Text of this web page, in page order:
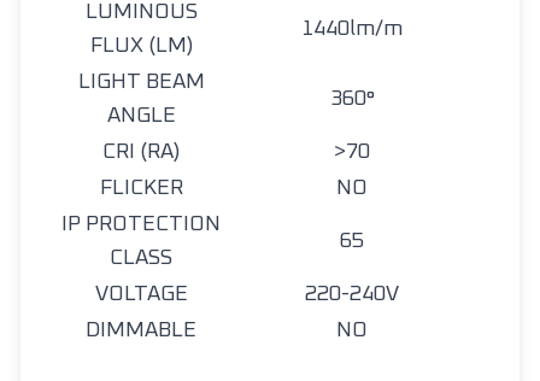
LUMINOUS
FLUX (LM)
1440lm/m
LIGHT BEAM
ANGLE
360°
CRI (RA)
>70
FLICKER
NO
IP PROTECTION
CLASS
65
VOLTAGE
220-240V
DIMMABLE
NO